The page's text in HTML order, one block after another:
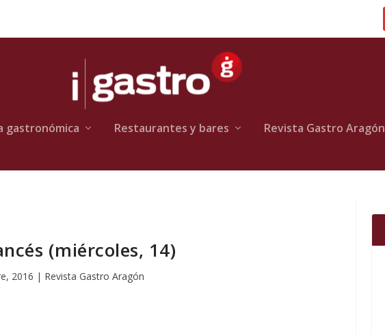
gastronómica Restaurantes y bares Revista Gastro Aragón
(miércoles, 14)
2016 | Revista Gastro Aragón